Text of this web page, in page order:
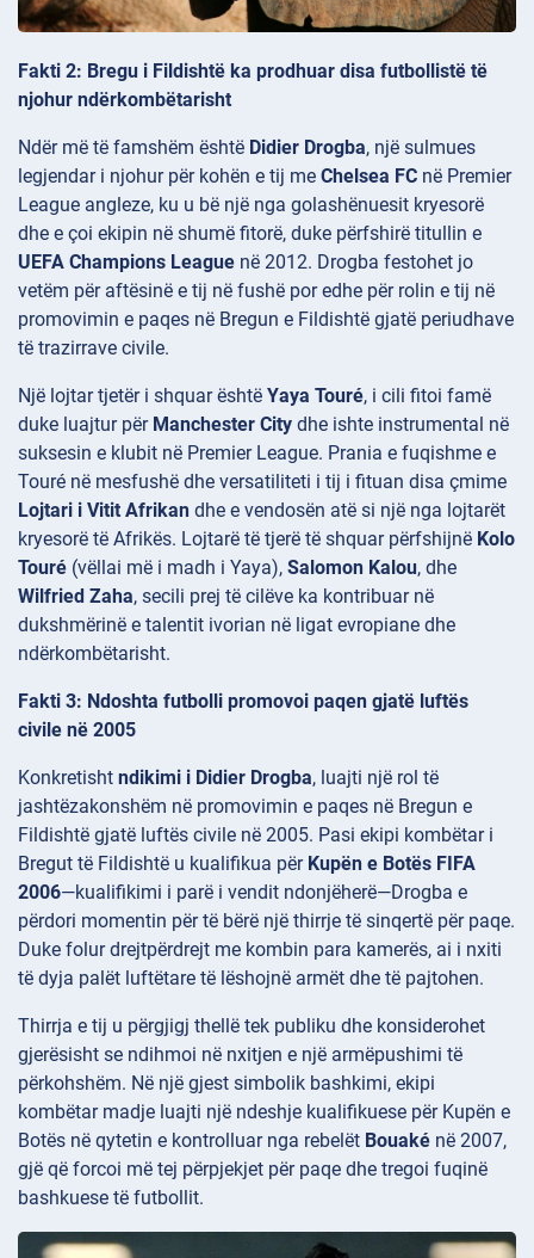
Fakti 2: Bregu i Fildishtë ka prodhuar disa futbollistë të
njohur ndërkombëtarisht
Ndër më të famshëm është Didier Drogba, një sulmues
legjendar i njohur për kohën e tij me Chelsea FC në Premier
League angleze, ku u bë një nga golashënuesit kryesorë
dhe e çoi ekipin në shumë fitorë, duke përfshirë titullin e
UEFA Champions League në 2012. Drogba festohet jo
vetëm për aftësinë e tij në fushë por edhe për rolin e tij në
promovimin e paqes në Bregun e Fildishtë gjatë periudhave
të trazirrave civile.
Një lojtar tjetër i shquar është Yaya Touré, i cili fitoi famë
duke luajtur për Manchester City dhe ishte instrumental në
suksesin e klubit në Premier League. Prania e fuqishme e
Touré në mesfushë dhe versatiliteti i tij i fituan disa çmime
Lojtari i Vitit Afrikan dhe e vendosën atë si një nga lojtarët
kryesorë të Afrikës. Lojtarë të tjerë të shquar përfshijnë Kolo
Touré (vëllai më i madh i Yaya), Salomon Kalou, dhe
Wilfried Zaha, secili prej të cilëve ka kontribuar në
dukshmërinë e talentit ivorian në ligat evropiane dhe
ndërkombëtarisht.
Fakti 3: Ndoshta futbolli promovoi paqen gjatë luftës
civile në 2005
Konkretisht ndikimi i Didier Drogba, luajti një rol të
jashtëzakonshëm në promovimin e paqes në Bregun e
Fildishtë gjatë luftës civile në 2005. Pasi ekipi kombëtar i
Bregut të Fildishtë u kualifikua për Kupën e Botës FIFA
2006—kualifikimi i parë i vendit ndonjëherë—Drogba e
përdori momentin për të bërë një thirrje të sinqertë për paqe.
Duke folur drejtpërdrejt me kombin para kamerës, ai i nxiti
të dyja palët luftëtare të lëshojnë armët dhe të pajtohen.
Thirrja e tij u përgjigj thellë tek publiku dhe konsiderohet
gjerësisht se ndihmoi në nxitjen e një armëpushimi të
përkohshëm. Në një gjest simbolik bashkimi, ekipi
kombëtar madje luajti një ndeshje kualifikuese për Kupën e
Botës në qytetin e kontrolluar nga rebelët Bouaké në 2007,
gjë që forcoi më tej përpjekjet për paqe dhe tregoi fuqinë
bashkuese të futbollit.